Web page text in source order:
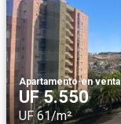
Apartamento·en venta
UF 5.550
UF 61/m²